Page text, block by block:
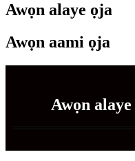
Awọn alaye ọja
Awọn aami ọja
Awọn